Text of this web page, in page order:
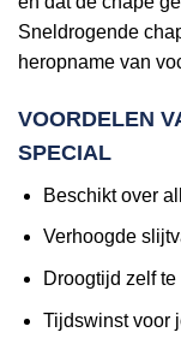
Sneldrogende
heropname van
VOORDELEN
SPECIAL
Beschikt over
Verhoogde
Droogtijd zelf
Tijdswinst voor